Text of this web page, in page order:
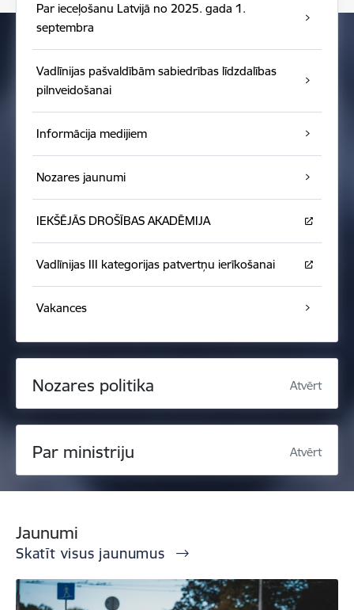
Par ieceļošanu Latvijā no 2025. gada 1.
septembra
Vadlīnijas pašvaldībām sabiedrības līdzdalības
pilnveidošanai
Informācija medijiem
Nozares jaunumi
IEKŠĒJĀS DROŠĪBAS AKADĒMIJA
Vadlīnijas III kategorijas patvertņu ierīkošanai
Vakances
Nozares politika Atvērt
Par ministriju Atvērt
Jaunumi
Skatīt visus jaunumus